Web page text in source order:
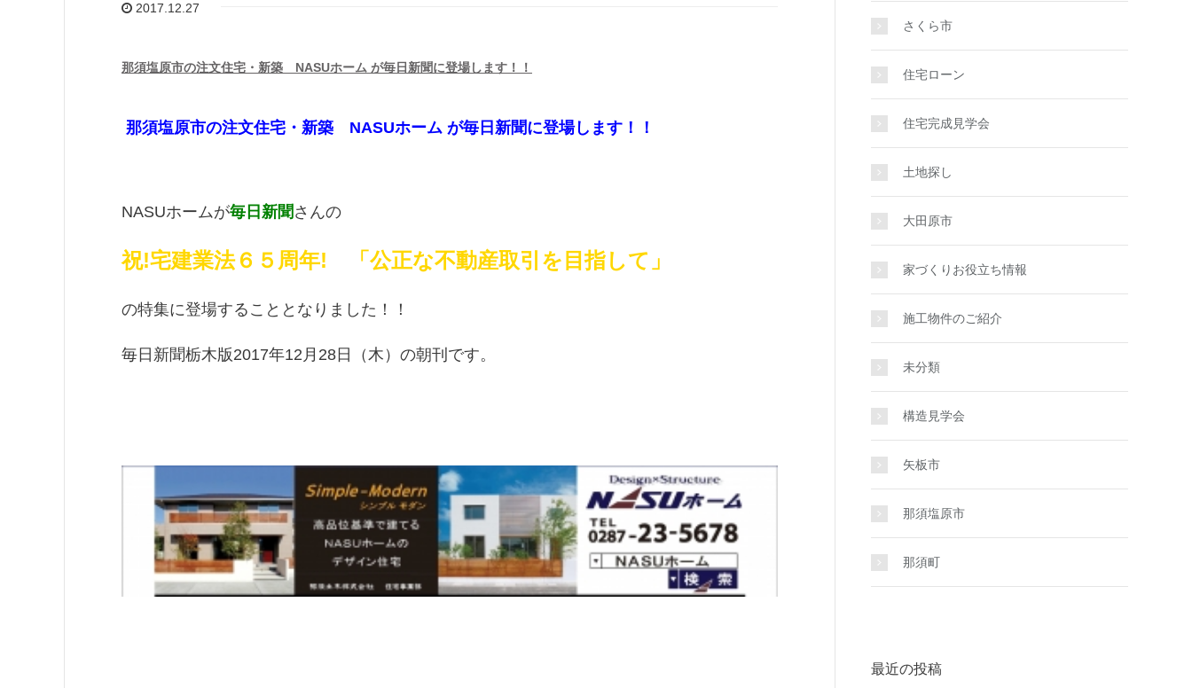
2017.12.27
那須塩原市の注文住宅・新築 NASUホーム が毎日新聞に登場します！！
那須塩原市の注文住宅・新築 NASUホーム が毎日新聞に登場します！！
NASUホームが毎日新聞 さんの
祝!宅建業法６５周年! 「公正な不動産取引を目指して」
の特集に登場することとなりました！！
毎日新聞栃木版2017年12月28日（木）の朝刊です。
さくら市
住宅ローン
住宅完成見学会
土地探し
大田原市
家づくりお役立ち情報
施工物件のご紹介
未分類
構造見学会
矢板市
那須塩原市
那須町
最近の投稿